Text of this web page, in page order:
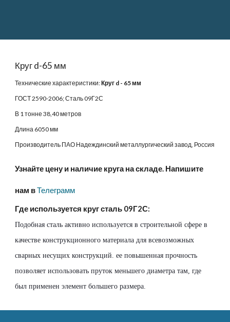
Круг d-65 мм
Технические характеристики: Круг d - 65 мм
ГОСТ 2590-2006; Сталь 09Г2С
В 1 тонне 38,40 метров
Длина 6050 мм
Производитель ПАО Надеждинский металлургический завод, Россия
Узнайте цену и наличие круга на складе. Напишите
нам в Телеграмм
Где используется круг сталь 09Г2С:
Подобная сталь активно используется в строительной сфере в
качестве конструкционного материала для всевозможных
сварных несущих конструкций. ее повышенная прочность
позволяет использовать пруток меньшего диаметра там, где
был применен элемент большего размера.